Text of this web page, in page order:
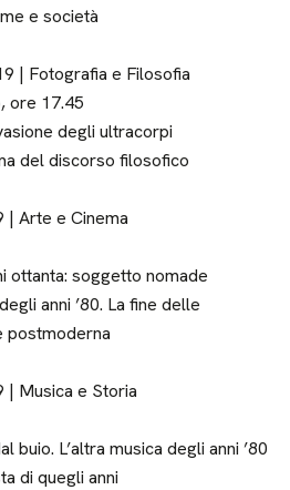
e società
| Fotografia e Filosofia
ore 17.45
degli ultracorpi
del discorso filosofico
Arte e Cinema
ottanta: soggetto nomade
anni ’80. La fine delle
postmoderna
Musica e Storia
buio. L’altra musica degli anni ’80
di quegli anni